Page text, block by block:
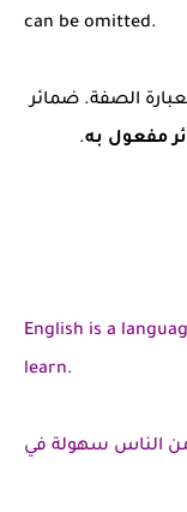
can be omitted.
الصفة. ضمائر
مفعول به.
English is a
learn.
من الناس سهولة في